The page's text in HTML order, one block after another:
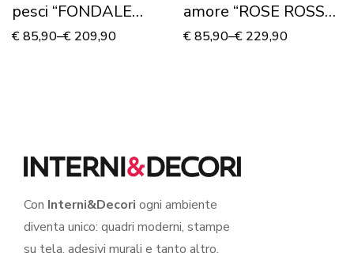
pesci “FONDALE
MARINO”
€85,90–€ 209,90
amore “ROSE ROSSE
E CUORE” – Stampa
€85,90–€ 229,90
Con Interni&Decori ogni ambiente
diventa unico: quadri moderni, stampe
su tela, adesivi murali e tanto altro.